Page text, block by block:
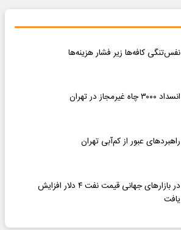
نفس‌تنگی کافه‌ها زیر فشار هزینه‌ها
انسداد ۳۰۰۰ چاه غیرمجاز در تهران
راهبردهای عبور از کم‌آبی تهران
در بازارهای جهانی قیمت نفت ۴ دلار افزایش
یافت